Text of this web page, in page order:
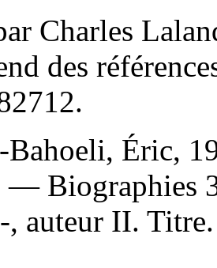
Charles
des
.
Bahoeli, Éric,
— Biographies
, auteur II. Titre.